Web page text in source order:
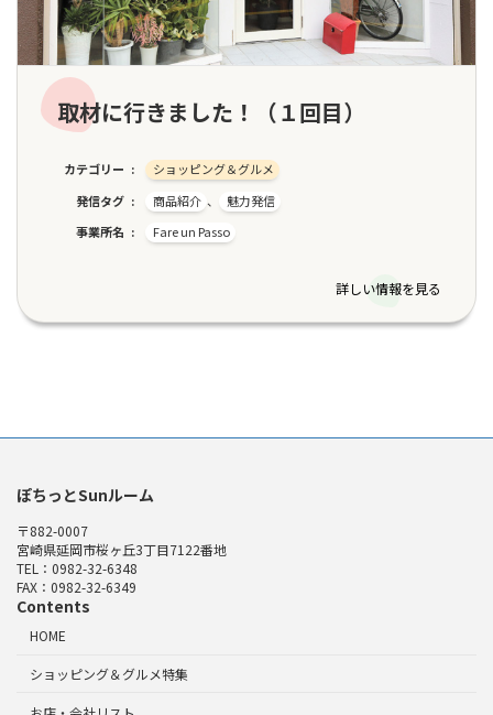
取材に行きました！（１回目）
カテゴリー
ショッピング＆グルメ
発信タグ
商品紹介 、
魅力発信
事業所名
Fare un Passo
詳しい情報を見る
ぽちっとSunルーム
〒882-0007
宮崎県延岡市桜ヶ丘3丁目7122番地
TEL：0982-32-6348
FAX：0982-32-6349
Contents
HOME
ショッピング＆グルメ特集